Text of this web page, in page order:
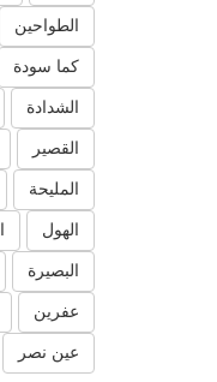
الطواحين
كما سودة
الشدادة
القصير
المليحة
الهول
البصيرة
عفرين
عين نصر